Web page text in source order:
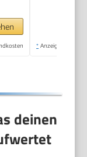
* Anzeige
deinen